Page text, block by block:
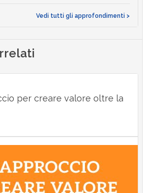
Vedi tutti gli approfondimenti >
per creare valore oltre la